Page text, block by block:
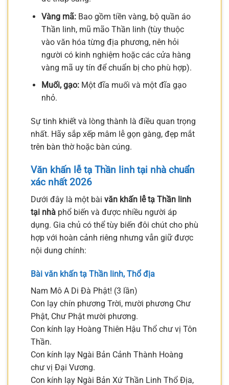
Vàng mã:Bao gồm tiền vàng, bộ quần áo
Thần linh, mũ mão Thần linh (tùy thuộc
vào văn hóa từng địa phương, nên hỏi
người có kinh nghiệm hoặc các cửa hàng
vàng mã uy tín để chuẩn bị cho phù hợp).
Muối, gạo:Một đĩa muối và một đĩa gạo
nhỏ.
Sự tinh khiết và lòng thành là điều quan trọng
nhất. Hãy sắp xếp mâm lễ gọn gàng, đẹp mắt
trên bàn thờ hoặc bàn cúng.
Văn khấn lễ tạ Thần linh tại nhà chuẩn
xác nhất 2026
Dưới đây là một bài văn khấn lễ tạ Thần linh
tại nhà phổ biến và được nhiều người áp
dụng. Gia chủ có thể tùy biến đôi chút cho phù
hợp với hoàn cảnh riêng nhưng vẫn giữ được
nội dung chính:
Bài văn khấn tạ Thần linh, Thổ địa
Nam Mô A Di Đà Phật! (3 lần)
Con lạy chín phương Trời, mười phương Chư
Phật, Chư Phật mười phương.
Con kính lạy Hoàng Thiên Hậu Thổ chư vị Tôn
Thần.
Con kính lạy Ngài Bản Cảnh Thành Hoàng
chư vị Đại Vương.
Con kính lạy Ngài Bản Xứ Thần Linh Thổ Địa,